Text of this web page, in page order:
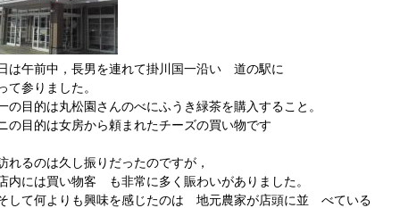
は午前中，長男を連れて掛川国一沿い 道の駅に
て参りました。
の目的は丸松園さんのべにふうき緑茶を購入すること。
の目的は女房から頼まれたチーズの買い物です
るのは久し振りだったのですが，
には買い物客 も非常に多く賑わいがありました。
て何よりも興味を感じたのは 地元農家が店頭に並 べている